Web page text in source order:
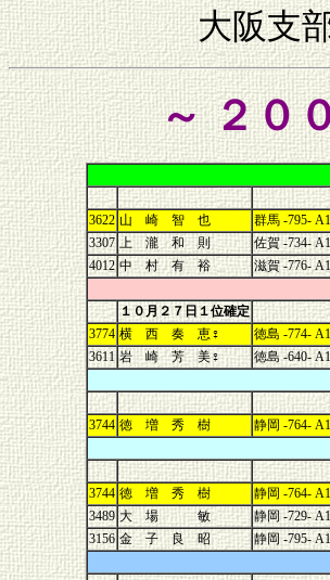
大阪支
～ ２０
3622 山 崎 智 也 群馬 -795-
3307 上 瀧 和 則 佐賀 -734-
4012 中 村 有 裕 滋賀 -776-
１０月２７日１位確定
3774 横 西 奏 恵♀ 徳島 -774-
3611 岩 崎 芳 美♀
徳島 -640-
3744 徳 増 秀 樹 静岡 -764-
3744 徳 増 秀 樹 静岡 -764-
3489 大 場 敏 静岡 -729-
3156 金 子 良 昭 静岡 -795-